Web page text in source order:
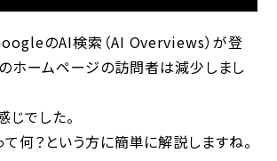
のAI検索（AI Overviews）が登
ホームページの訪問者は減少しまし
じでした。
何？という方に簡単に解説しますね。